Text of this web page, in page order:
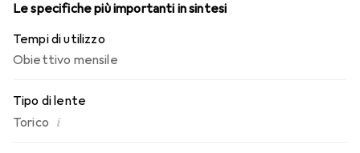
Le specifiche più importanti in sintesi
Tempi di utilizzo
Obiettivo mensile
Tipo di lente
Torico i